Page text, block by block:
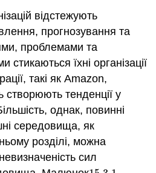
відстежують
прогнозування та
проблемами та
їхні організації
такі як Amazon,
створюють тенденції у
однак, повинні
середовища, як
розділі, можна
сил